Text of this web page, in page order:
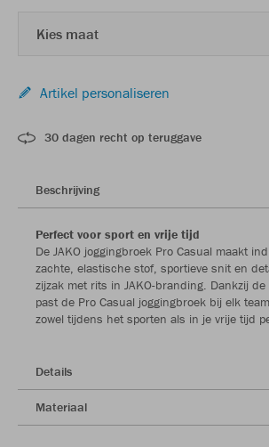
Kies maat
Artikel personaliseren
30 dagen recht op teruggave
Beschrijving
Perfect voor sport en vrije tijd
De JAKO joggingbroek Pro Casual maakt
zachte, elastische stof, sportieve snit en
zijzak met rits in JAKO-branding. Dankzij
past de Pro Casual joggingbroek bij elk
zowel tijdens het sporten als in je vrije tijd
Details
Materiaal